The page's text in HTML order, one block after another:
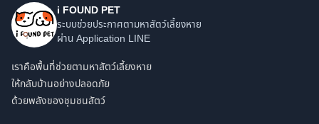
i FOUND PET
ระบบช่วยประกาศตามหาสัตว์เลี้ยงหาย
ผ่าน Application LINE
เราคือพื้นที่ช่วยตามหาสัตว์เลี้ยงหาย
ให้กลับบ้านอย่างปลอดภัย
ด้วยพลังของชุมชนสัตว์